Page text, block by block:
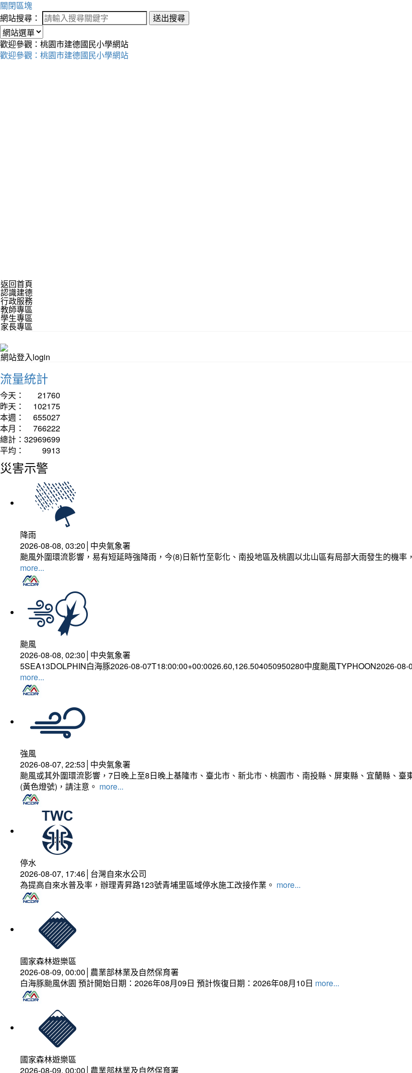
關閉區塊
網站搜尋：
送出搜尋
歡迎參觀：桃園市建德國民小學網站
歡迎參觀：桃園市建德國民小學網站
返回首頁
認識建德
行政服務
教師專區
學生專區
家長專區
網站登入login
流量統計
今天：
21760
昨天：
102175
本週：
655027
本月：
766222
總計： 32969699
平均：
9913
災害示警
降雨
2026-08-08, 03:20│中央氣象署
颱風外圍環流影響，易有短延時強降雨，今(8)日新竹至彰化、南投地區及桃園以北山區有局部大雨發生的機
more...
颱風
2026-08-08, 02:30│中央氣象署
5SEA13DOLPHIN白海豚2026-08-07T18:00:00+00:0026.60,126.504050950280中度颱風TYPHOON2026-
more...
強風
2026-08-07, 22:53│中央氣象署
颱風或其外圍環流影響，7日晚上至8日晚上基隆市、臺北市、新北市、桃園市、南投縣、屏東縣、宜蘭縣、
(黃色燈號)，請注意。 more...
停水
2026-08-07, 17:46│台灣自來水公司
為提高自來水普及率，辦理青昇路123號青埔里區域停水施工改接作業。 more...
國家森林遊樂區
2026-08-09, 00:00│農業部林業及自然保育署
白海豚颱風休園 預計開始日期：2026年08月09日 預計恢復日期：2026年08月10日 more...
國家森林遊樂區
2026-08-09, 00:00│農業部林業及自然保育署